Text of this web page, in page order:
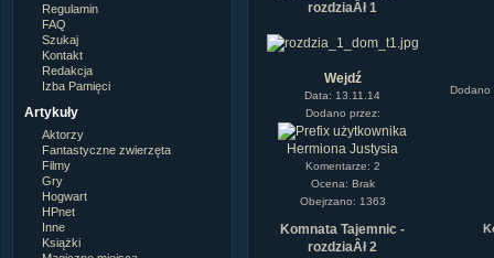
Regulamin
FAQ
Szukaj
Kontakt
Redakcja
Izba Pamięci
Artykuły
Aktorzy
Fantastyczne zwierzęta
Filmy
Gry
Hogwart
HPnet
Inne
Książki
rozdziaÂł 1
Wejdź
Data: 13.11.14
Dodano przez:
Hermiona Justysia
Komentarze: 2
Ocena: Brak
Obejrzano: 1363
Komnata Tajemnic -
rozdziaÂł 2